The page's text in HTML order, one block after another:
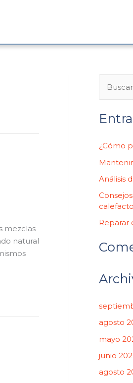
mezclas
natural
s
a
r
p
o
r
:
¿Cómo
Análisis
Reparar
agosto
mayo
junio
agosto